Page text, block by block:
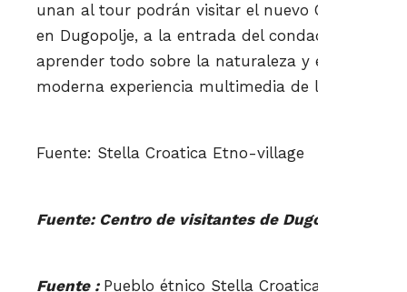
unan al tour podrán visitar el nuevo Centro de
en Dugopolje, a la entrada del condado de
aprender todo sobre la naturaleza y el entorno
moderna experiencia multimedia de los sitios
Fuente: Stella Croatica Etno-village
Fuente: Centro de visitantes de Dugopolje.
Fuente : Pueblo étnico Stella Croatica